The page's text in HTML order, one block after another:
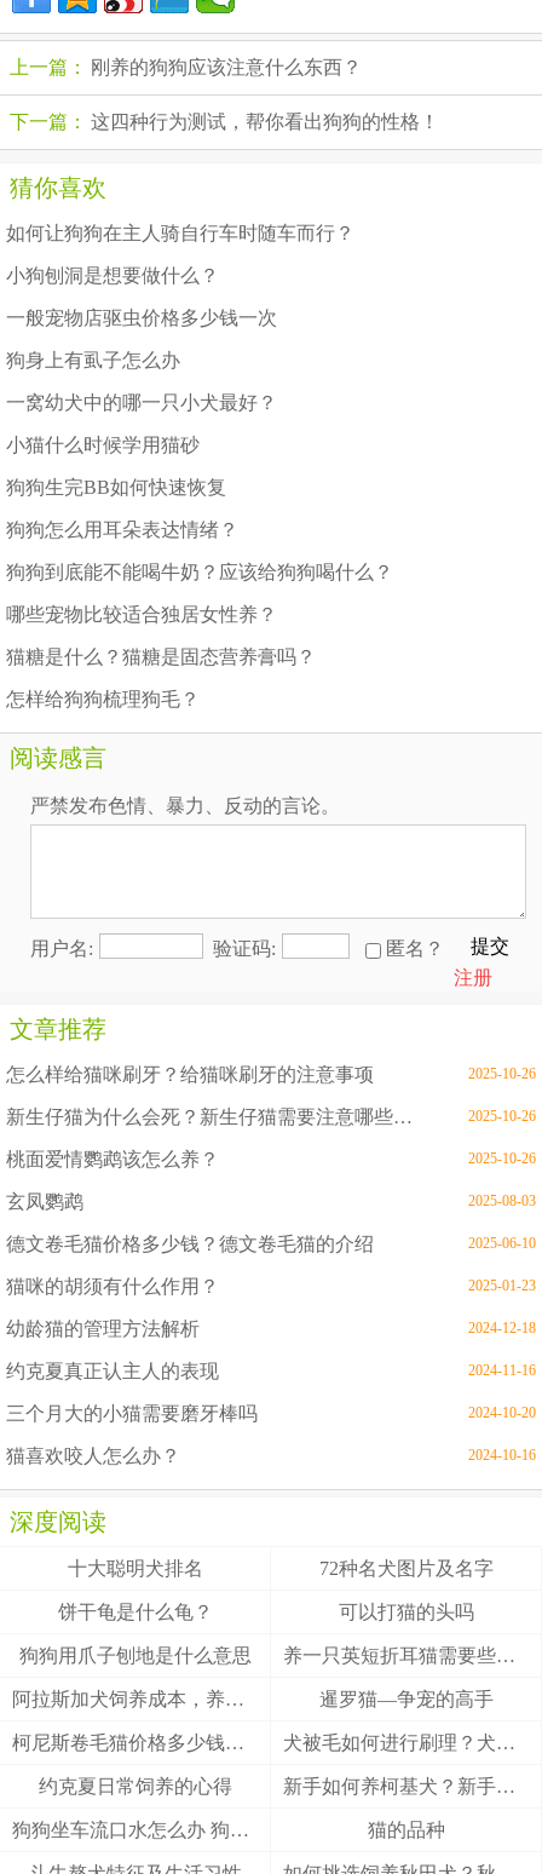
上一篇： 刚养的狗狗应该注意什么东西？
下一篇： 这四种行为测试，帮你看出狗狗的性格！
猜你喜欢
如何让狗狗在主人骑自行车时随车而行？
小狗刨洞是想要做什么？
一般宠物店驱虫价格多少钱一次
狗身上有虱子怎么办
一窝幼犬中的哪一只小犬最好？
小猫什么时候学用猫砂
狗狗生完BB如何快速恢复
狗狗怎么用耳朵表达情绪？
狗狗到底能不能喝牛奶？应该给狗狗喝什么？
哪些宠物比较适合独居女性养？
猫糖是什么？猫糖是固态营养膏吗？
怎样给狗狗梳理狗毛？
阅读感言
严禁发布色情、暴力、反动的言论。
用户名: 验证码: 匿名？
提交
注册
文章推荐
怎么样给猫咪刷牙？给猫咪刷牙的注意事项 2025-10-26
新生仔猫为什么会死？新生仔猫需要注意哪些问题 2025-10-26
桃面爱情鹦鹉该怎么养？ 2025-10-26
玄凤鹦鹉 2025-08-03
德文卷毛猫价格多少钱？德文卷毛猫的介绍 2025-06-10
猫咪的胡须有什么作用？ 2025-01-23
幼龄猫的管理方法解析 2024-12-18
约克夏真正认主人的表现 2024-11-16
三个月大的小猫需要磨牙棒吗 2024-10-20
猫喜欢咬人怎么办？ 2024-10-16
深度阅读
十大聪明犬排名 72种名犬图片及名字
饼干龟是什么龟？ 可以打猫的头吗
狗狗用爪子刨地是什么意思 养一只英短折耳猫需要些什么
阿拉斯加犬饲养成本，养阿拉斯加犬一个月要多少钱？ 暹罗猫—争宠的高手
柯尼斯卷毛猫价格多少钱？柯尼斯卷毛猫的介绍 犬被毛如何进行刷理？犬被毛刷理方法！
约克夏日常饲养的心得 新手如何养柯基犬？新手养柯基的四大要点
狗狗坐车流口水怎么办 狗狗晕车会流口水 猫的品种